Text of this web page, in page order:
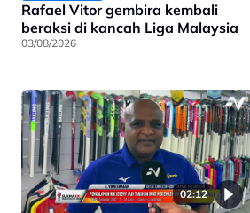
Rafael Vitor gembira kembali
beraksi di kancah Liga Malaysia
03/08/2026
02:12